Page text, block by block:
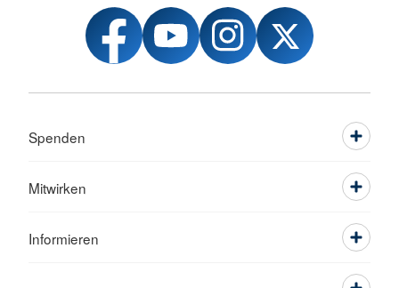
Spenden
Mitwirken
Informieren